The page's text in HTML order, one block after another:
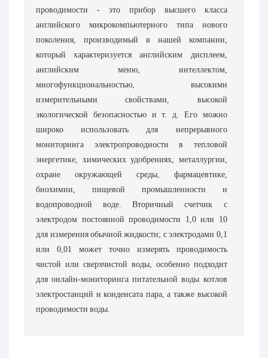
проводимости - это прибор высшего класса
английского микрокомпьютерного типа нового
поколения, производимый в нашей компании,
который характеризуется английским дисплеем,
английским меню, интеллектом,
многофункциональностью, высокими
измерительными свойствами, высокой
экологической безопасностью и т. д. Его можно
широко использовать для непрерывного
мониторинга электропроводности в тепловой
энергетике, химических удобрениях, металлургии,
охране окружающей среды, фармацевтике,
биохимии, пищевой промышленности и
водопроводной воде. Вторичный счетчик с
электродом постоянной проводимости 1,0 или 10
для измерения обычной жидкости; с электродами 0,1
или 0,01 может точно измерять проводимость
чистой или сверхчистой воды, особенно подходит
для онлайн-мониторинга питательной воды котлов
электростанций и конденсата пара, а также высокой
проводимости воды.